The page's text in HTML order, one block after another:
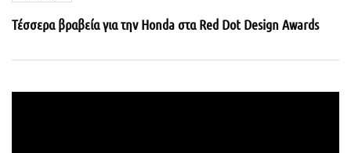
Τέσσερα βραβεία για την Honda στα Red Dot Design Awards